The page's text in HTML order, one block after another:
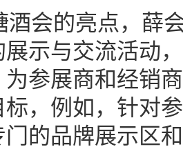
酒会的亮点，薛
示与交流活动
为参展商和经销
，例如，针对
门的品牌展示区